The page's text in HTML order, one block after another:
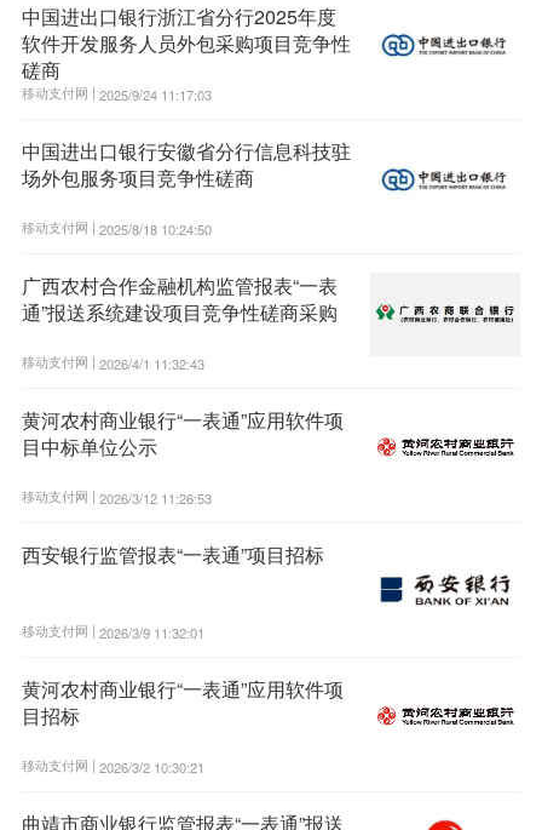
中国进出口银行浙江省分行2025年度
软件开发服务人员外包采购项目竞争性
磋商
移动支付网 | 2025/9/24 11:17:03
中国进出口银行安徽省分行信息科技驻
场外包服务项目竞争性磋商
移动支付网 | 2025/8/18 10:24:50
广西农村合作金融机构监管报表“一表
通”报送系统建设项目竞争性磋商采购
移动支付网 | 2026/4/1 11:32:43
黄河农村商业银行“一表通”应用软件项
目中标单位公示
移动支付网 | 2026/3/12 11:26:53
西安银行监管报表“一表通”项目招标
移动支付网 | 2026/3/9 11:32:01
黄河农村商业银行“一表通”应用软件项
目招标
移动支付网 | 2026/3/2 10:30:21
曲靖市商业银行监管报表“一表通”报送